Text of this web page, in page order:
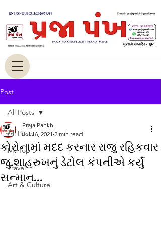
Post
All Posts
My Top 5
Travel
Art & Culture
All Posts
કોરોનામાં મદદ કરનાર રાજુ રહિકવાર
જુ.શાહરુખનું ડેટોલ કંપનીએ કર્યું
સન્માન...
Praja Pankh
Jul 16, 2021 2 min read